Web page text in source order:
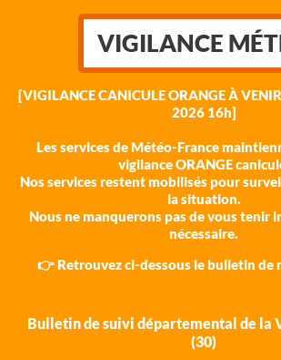
VIGILANCE
[VIGILANCE CANICULE ORANGE À
2026 16h]
Les services de Météo-France
vigilance ORANGE
Nos services restent mobilisés pour
la situation.
Nous ne manquerons pas de vous tenir
nécessaire.
👉 Retrouvez ci-dessous le bulletin de
Bulletin de suivi départemental de la
(30)